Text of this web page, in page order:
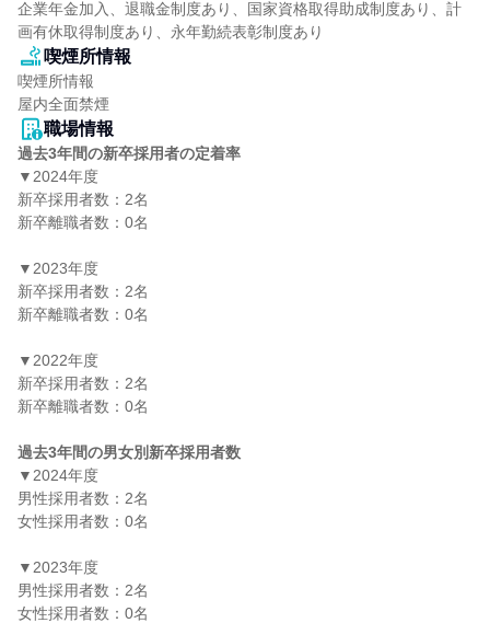
企業年金加入、退職金制度あり、国家資格取得助成制度あり、計
画有休取得制度あり、永年勤続表彰制度あり
喫煙所情報
喫煙所情報
屋内全面禁煙
職場情報
過去3年間の新卒採用者の定着率
▼2024年度
新卒採用者数：2名
新卒離職者数：0名
▼2023年度
新卒採用者数：2名
新卒離職者数：0名
▼2022年度
新卒採用者数：2名
新卒離職者数：0名
過去3年間の男女別新卒採用者数
▼2024年度
男性採用者数：2名
女性採用者数：0名
▼2023年度
男性採用者数：2名
女性採用者数：0名